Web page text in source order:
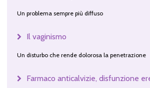
Un problema sempre più diffuso
Il vaginismo
Un disturbo che rende dolorosa la penetrazione
Farmaco anticalvizie, disfunzione